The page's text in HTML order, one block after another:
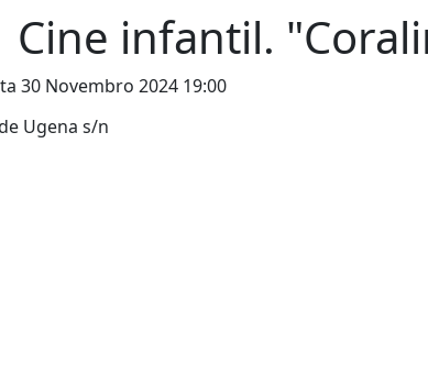
Cine infantil.
30 Novembro 2024 19:00
Ugena s/n